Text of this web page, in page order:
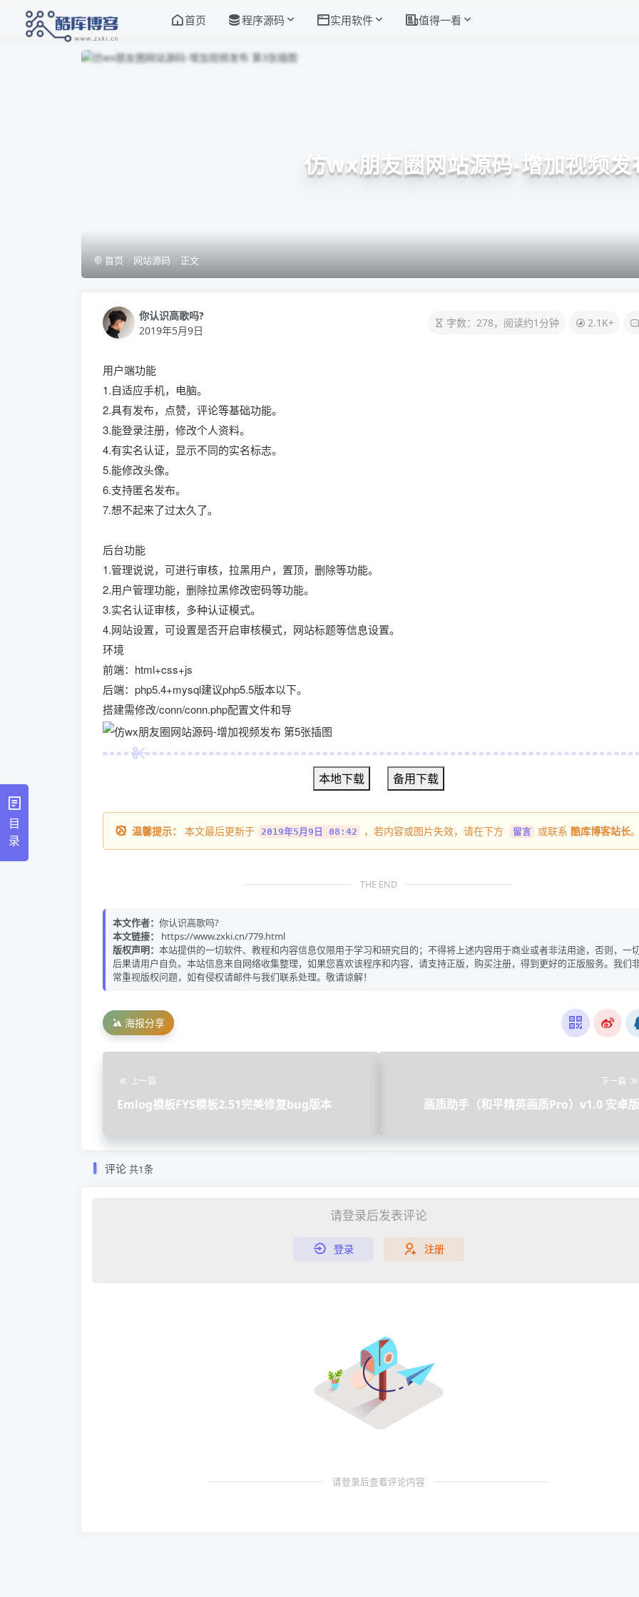
首页 程序源码 实用软件 值得一看
仿wx朋友圈网站源码-增加视频发
首页 网站源码 正文
你认识高歌吗?
2019年5月9日
字数：278，阅读约1分钟 2.1K+
用户端功能
1.自适应手机，电脑。
2.具有发布，点赞，评论等基础功能。
3.能登录注册，修改个人资料。
4.有实名认证，显示不同的实名标志。
5.能修改头像。
6.支持匿名发布。
7.想不起来了过太久了。
后台功能
1.管理说说，可进行审核，拉黑用户，置顶，删除等功能。
2.用户管理功能，删除拉黑修改密码等功能。
3.实名认证审核，多种认证模式。
4.网站设置，可设置是否开启审核模式，网站标题等信息设置。
环境
前端：html+css+js
后端：php5.4+mysql建议php5.5版本以下。
搭建需修改/conn/conn.php配置文件和导
本地下载 备用下载
温馨提示： 本文最后更新于 2019年5月9日 08:42 ，若内容或图片失效，请在下方 留言 或联系 酷库博客站长
THE END
本文作者： 你认识高歌吗?
本文链接：
https://www.zxki.cn/779.html
版权声明： 本站提供的一切软件、教程和内容信息仅限用于学习和研究目的；不得将上述内容用于商业或者非法用途，否则，一
后果请用户自负。本站信息来自网络收集整理，如果您喜欢该程序和内容，请支持正版，购买注册，得到更好的正版服务。我们
常重视版权问题，如有侵权请邮件与我们联系处理。敬请谅解！
海报分享
上一篇
Emlog模板FYS模板2.51完美修复bug版本
下一篇
画质助手（和平精英画质Pro）v1.0 安卓版
评论 共1条
请登录后发表评论
登录 注册
请登录后查看评论内容
目
录